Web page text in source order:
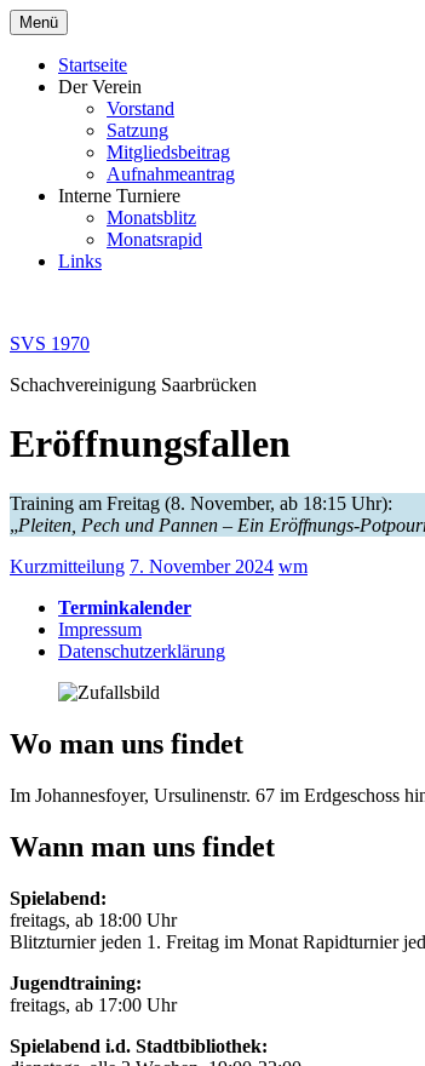
Zum
Inhalt
springen
Menü
Startseite
Der Verein
Vorstand
Satzung
Mitgliedsbeitrag
Aufnahmeantrag
Interne Turniere
Monatsblitz
Monatsrapid
Links
SVS 1970
Schachvereinigung Saarbrücken
Eröffnungsfallen
Training am Freitag (8. November, ab 18:15 Uhr):
„Pleiten, Pech und Pannen – Ein Eröffnungs-
Kurzmitteilung 7. November 2024 wm
Terminkalender
Impressum
Datenschutzerklärung
Wo man uns findet
Im Johannesfoyer, Ursulinenstr. 67 im Erdgeschoss
Wann man uns findet
Spielabend:
freitags, ab 18:00 Uhr
Blitzturnier jeden 1. Freitag im Monat Rapidturnier
Jugendtraining:
freitags, ab 17:00 Uhr
Spielabend i.d. Stadtbibliothek: